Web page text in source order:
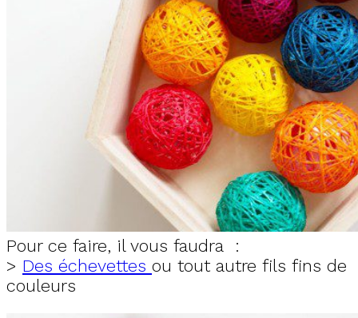
Pour ce faire, il vous faudra :
> Des échevettes ou tout autre fils fins de
couleurs